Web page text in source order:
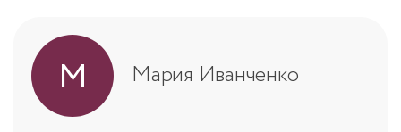
М Мария Иванченко